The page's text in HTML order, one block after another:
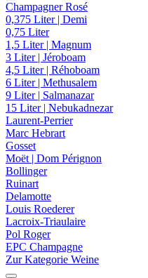
Champagner Rosé
0,375 Liter | Demi
0,75 Liter
1,5 Liter | Magnum
3 Liter | Jéroboam
4,5 Liter | Réhoboam
6 Liter | Methusalem
9 Liter | Salmanazar
15 Liter | Nebukadnezar
Laurent-Perrier
Marc Hebrart
Gosset
Moët | Dom Pérignon
Bollinger
Ruinart
Delamotte
Louis Roederer
Lacroix-Triaulaire
Pol Roger
EPC Champagne
Zur Kategorie Weine